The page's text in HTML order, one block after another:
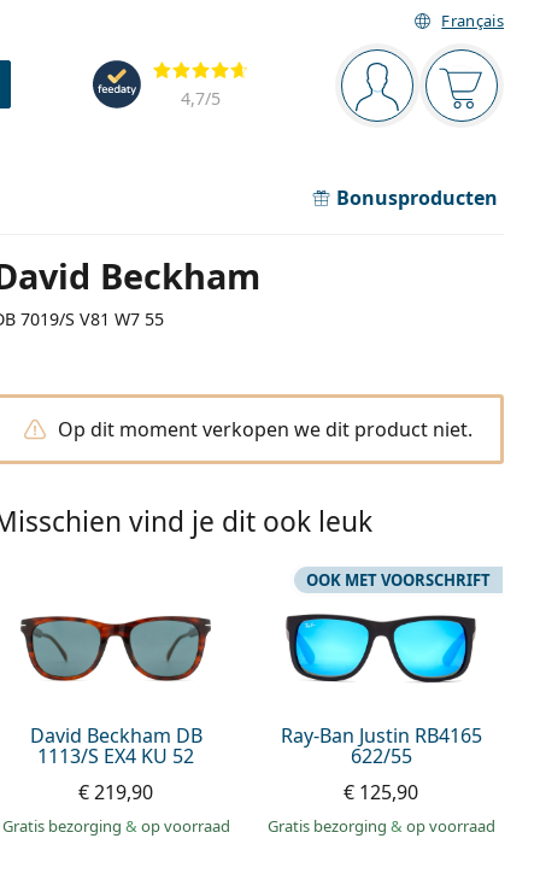
Français
Navigatie
Je bent ingelogd
Jouw
Beoordelingen
4,7/5
Bonusproducten
Beckham
7019/S V81 W7 55
Op dit moment verkopen we dit product niet.
vind je dit ook leuk
David Beckham DB
1113/S EX4 KU 52
€ 219,90
Gratis bezorging & op voorraad
Ray-Ban Justin RB4165
622/55
OOK MET VOORSCHRIFT
€ 125,90
Gratis bezorging & op voorraad